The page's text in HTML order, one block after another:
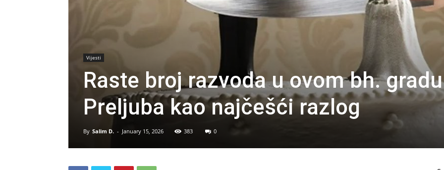
Vijesti
Raste broj razvoda u ovom bh.
Preljuba kao najčešći razlog
By Salim D. - January 15, 2026 383 0